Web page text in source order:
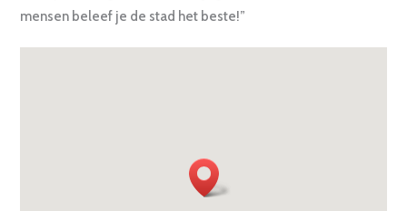
mensen beleef je de stad het beste!”